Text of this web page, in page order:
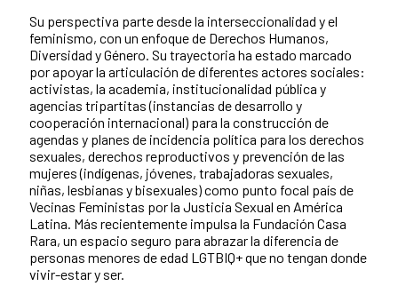
Su perspectiva parte desde la interseccionalidad y el
feminismo, con un enfoque de Derechos Humanos,
Diversidad y Género. Su trayectoria ha estado marcado
por apoyar la articulación de diferentes actores sociales:
activistas, la academia, institucionalidad pública y
agencias tripartitas (instancias de desarrollo y
cooperación internacional) para la construcción de
agendas y planes de incidencia política para los derechos
sexuales, derechos reproductivos y prevención de las
mujeres (indígenas, jóvenes, trabajadoras sexuales,
niñas, lesbianas y bisexuales) como punto focal país de
Vecinas Feministas por la Justicia Sexual en América
Latina. Más recientemente impulsa la Fundación Casa
Rara, un espacio seguro para abrazar la diferencia de
personas menores de edad LGTBIQ+ que no tengan donde
vivir-estar y ser.